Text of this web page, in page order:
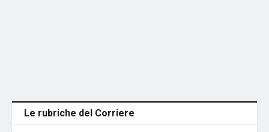
Le rubriche del Corriere